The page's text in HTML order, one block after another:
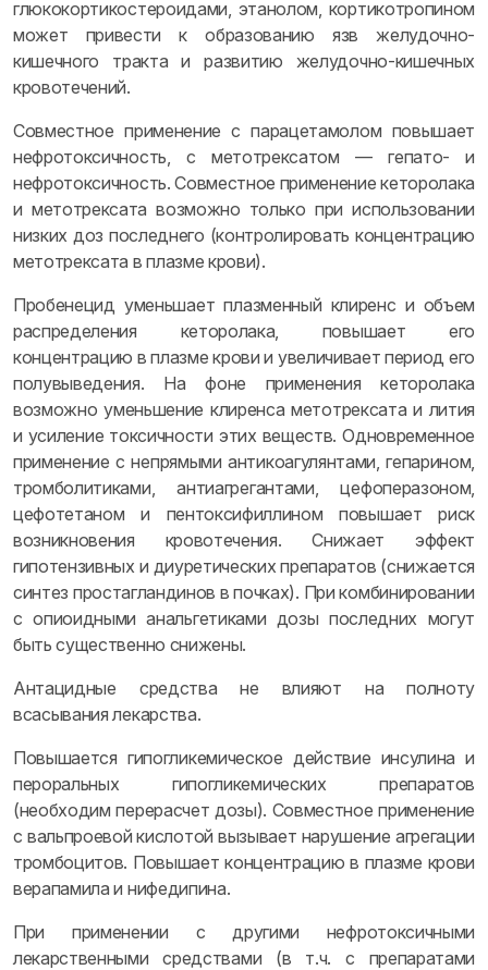
глюкокортикостероидами, этанолом, кортикотропином
может привести к образованию язв желудочно-
кишечного тракта и развитию желудочно-кишечных
кровотечений.
Совместное применение с парацетамолом повышает
нефротоксичность, с метотрексатом — гепато- и
нефротоксичность. Совместное применение кеторолака
и метотрексата возможно только при использовании
низких доз последнего (контролировать концентрацию
метотрексата в плазме крови).
Пробенецид уменьшает плазменный клиренс и объем
распределения кеторолака, повышает его
концентрацию в плазме крови и увеличивает период его
полувыведения. На фоне применения кеторолака
возможно уменьшение клиренса метотрексата и лития
и усиление токсичности этих веществ. Одновременное
применение с непрямыми антикоагулянтами, гепарином,
тромболитиками, антиагрегантами, цефоперазоном,
цефотетаном и пентоксифиллином повышает риск
возникновения кровотечения. Снижает эффект
гипотензивных и диуретических препаратов (снижается
синтез простагландинов в почках). При комбинировании
с опиоидными анальгетиками дозы последних могут
быть существенно снижены.
Антацидные средства не влияют на полноту
всасывания лекарства.
Повышается гипогликемическое действие инсулина и
пероральных гипогликемических препаратов
(необходим перерасчет дозы). Совместное применение
с вальпроевой кислотой вызывает нарушение агрегации
тромбоцитов. Повышает концентрацию в плазме крови
верапамила и нифедипина.
При применении с другими нефротоксичными
лекарственными средствами (в т.ч. с препаратами